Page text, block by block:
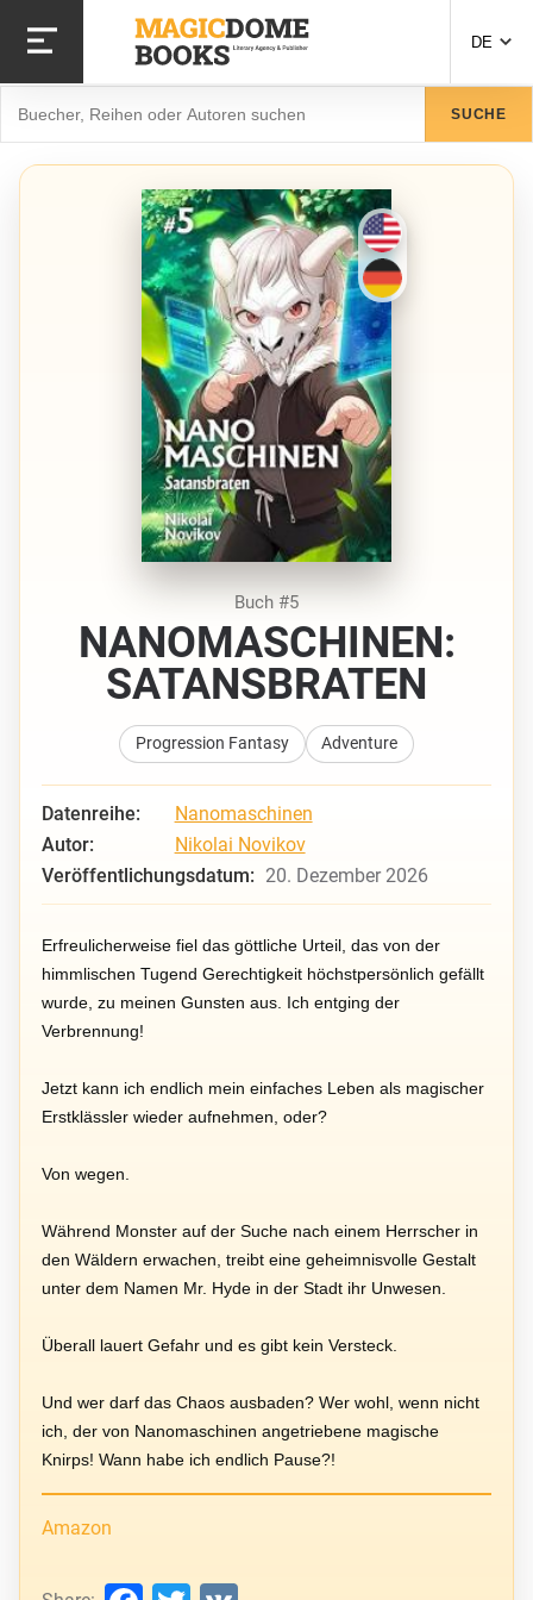
DE
SUCHE
Buch #5
NANOMASCHINEN:
SATANSBRATEN
Progression Fantasy Adventure
Datenreihe:
Nanomaschinen
Autor:
Nikolai Novikov
Veröffentlichungsdatum: 20. Dezember 2026
Erfreulicherweise fiel das göttliche Urteil, das von der
himmlischen Tugend Gerechtigkeit höchstpersönlich gefällt
wurde, zu meinen Gunsten aus. Ich entging der
Verbrennung!
Jetzt kann ich endlich mein einfaches Leben als magischer
Erstklässler wieder aufnehmen, oder?
Von wegen.
Während Monster auf der Suche nach einem Herrscher in
den Wäldern erwachen, treibt eine geheimnisvolle Gestalt
unter dem Namen Mr. Hyde in der Stadt ihr Unwesen.
Überall lauert Gefahr und es gibt kein Versteck.
Und wer darf das Chaos ausbaden? Wer wohl, wenn nicht
ich, der von Nanomaschinen angetriebene magische
Knirps! Wann habe ich endlich Pause?!
Amazon